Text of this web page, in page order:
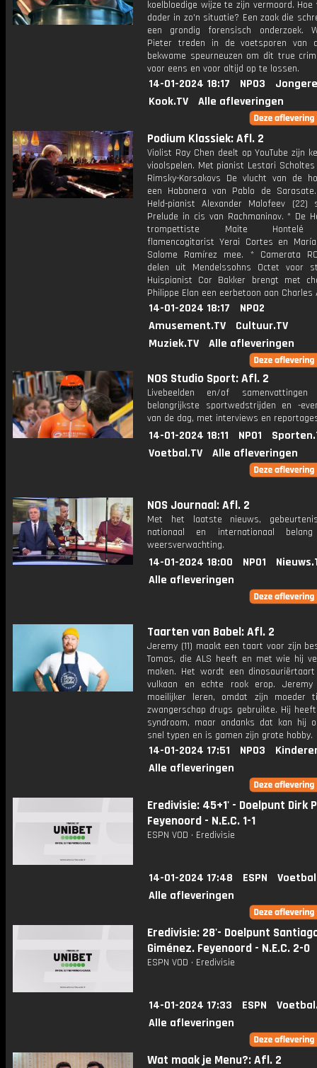
koelbloedige wijze te zijn vermoord. Hoe
dader in zo'n situatie? Een zaak die
een grondig forensisch onderzoek.
Pieter treden in de voetsporen van
bekwame speurneuzen om dit true
voor eens en voor altijd op te lossen.
14-01-2024 18:17 NPO3
Kook.TV
Alle afleveringen
Podium Klassiek: Afl. 2
Violist Ray Chen deelt op YouTube zijn
vioolspelen. Met pianist Lestari
Rimsky-Korsakovs De vlucht van de
een Habanera van Pablo de
Held-pianist Alexander Malofeev (22)
Prelude in cis van Rachmaninov. * De
trompettiste Maite Hontelé
flamencogitarist Yerai Cortes en
Salome Ramírez mee. * Camerata
delen uit Mendelssohns Octet voor
Huispianist Cor Bakker brengt met
Philippe Elan een eerbetoon aan Charles
14-01-2024 18:17
NPO2
Amusement.TV
Cultuur.TV
Muziek.TV
Alle afleveringen
NOS Studio Sport: Afl. 2
Livebeelden en/of
belangrijkste sportwedstrijden en -
van de dag, met interviews en
14-01-2024 18:11 NPO1
Voetbal.TV
Alle afleveringen
NOS Journaal: Afl. 2
Met het laatste nieuws,
nationaal en internationaal
weersverwachting.
14-01-2024 18:00 NPO1
Alle afleveringen
Taarten van Babel: Afl. 2
Jeremy (11) maakt een taart voor zijn
Tomas, die ALS heeft en met wie hij
maken. Het wordt een
vulkaan en echte rook erop.
moeilijker leren, omdat zijn moeder
zwangerschap drugs gebruikte. Hij
syndroom, maar ondanks dat kan hij
snel typen en is gamen zijn grote hobby.
14-01-2024 17:51 NPO3
Alle afleveringen
Eredivisie: 45+1' - Doelpunt Dirk
Feyenoord - N.E.C. 1-1
ESPN VOD • Eredivisie
14-01-2024 17:48 ESPN
Alle afleveringen
Eredivisie: 28'- Doelpunt
Giménez. Feyenoord - N.E.C. 2-0
ESPN VOD • Eredivisie
14-01-2024 17:33 ESPN
Alle afleveringen
Wat maak je Menu?: Afl. 2